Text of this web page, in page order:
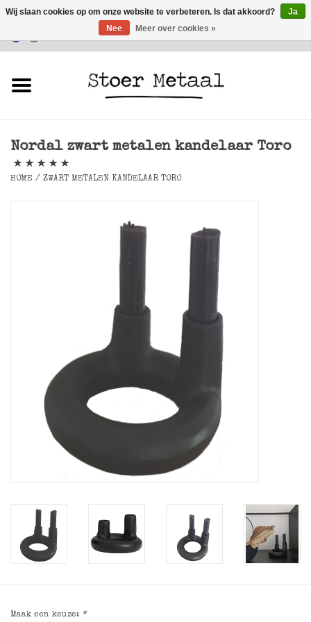
Klantenservice
Verlichting
Nordal zwart metalen kandelaar Toro
HOME / ZWART METALEN KANDELAAR TORO
Maak een keuze: *
Wij slaan cookies op om onze website te verbeteren. Is dat akkoord?
Ja
Nee
Meer over cookies »